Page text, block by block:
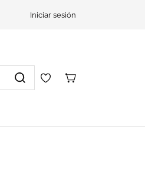
Iniciar sesión